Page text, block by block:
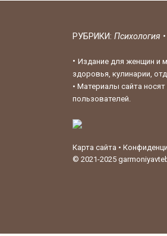
РУБРИКИ: Психология •
• Издание для женщин и
здоровья, кулинарии,
• Материалы сайта
пользователей.
Карта сайта •
© 2021-2025